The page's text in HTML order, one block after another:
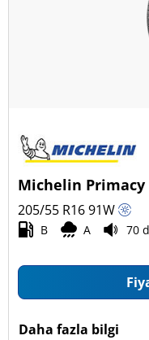
Dört mevsim
Binek (223)
Karavan (0)
Michelin Primacy
205/55 R1691W
B A 70
Daha fazla bilgi